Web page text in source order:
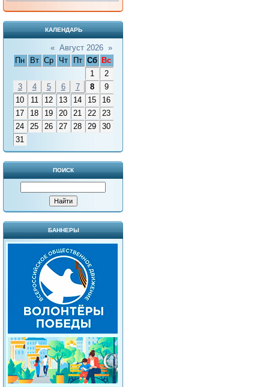
КАЛЕНДАРЬ
« Август 2026 »
Пн
Вт Ср Чт Пт Сб
Вс
1
2
3
4 5 6 7 8
9
10
11 12 13 14 15
16
17
18 19 20 21 22
23
24
25 26 27 28 29
30
31
ПОИСК
БАННЕРЫ